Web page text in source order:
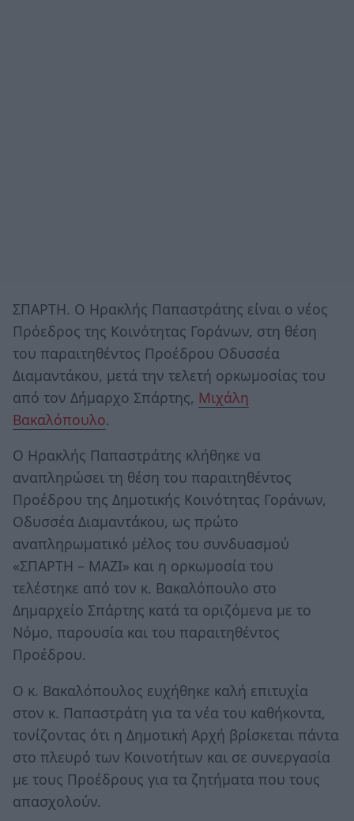
ΣΠΑΡΤΗ. Ο Ηρακλής Παπαστράτης είναι ο νέος
Πρόεδρος της Κοινότητας Γοράνων, στη θέση
του παραιτηθέντος Προέδρου Οδυσσέα
Διαμαντάκου, μετά την τελετή ορκωμοσίας του
από τον Δήμαρχο Σπάρτης, Μιχάλη
Βακαλόπουλο.
Ο Ηρακλής Παπαστράτης κλήθηκε να
αναπληρώσει τη θέση του παραιτηθέντος
Προέδρου της Δημοτικής Κοινότητας Γοράνων,
Οδυσσέα Διαμαντάκου, ως πρώτο
αναπληρωματικό μέλος του συνδυασμού
«ΣΠΑΡΤΗ – ΜΑΖΙ» και η ορκωμοσία του
τελέστηκε από τον κ. Βακαλόπουλο στο
Δημαρχείο Σπάρτης κατά τα οριζόμενα με το
Νόμο, παρουσία και του παραιτηθέντος
Προέδρου.
Ο κ. Βακαλόπουλος ευχήθηκε καλή επιτυχία
στον κ. Παπαστράτη για τα νέα του καθήκοντα,
τονίζοντας ότι η Δημοτική Αρχή βρίσκεται πάντα
στο πλευρό των Κοινοτήτων και σε συνεργασία
με τους Προέδρους για τα ζητήματα που τους
απασχολούν.